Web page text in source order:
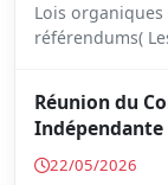
Lois
référendums(
Réunion du
22/05/2026